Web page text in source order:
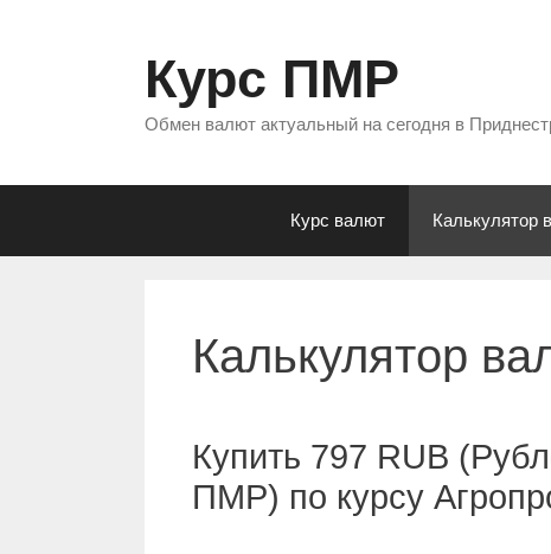
Курс ПМР
Обмен валют актуальный на сегодня в
Курс валют Калькулятор
Калькулятор
Купить 797 RUB
ПМР) по курсу